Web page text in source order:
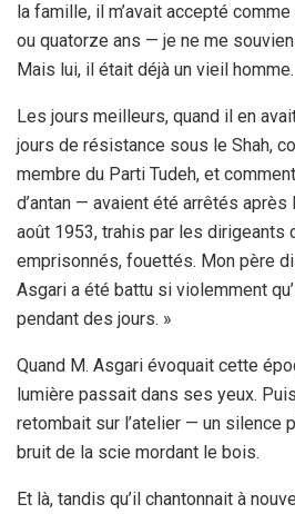
la famille, il m’avait accepté
ou quatorze ans — je ne me
Mais lui, il était déjà un vieil homme.
Les jours meilleurs, quand il en
jours de résistance sous le Shah,
membre du Parti Tudeh, et
d’antan — avaient été arrêtés après
août 1953, trahis par les dirigeants
emprisonnés, fouettés. Mon père
Asgari a été battu si violemment
pendant des jours. »
Quand M. Asgari évoquait cette
lumière passait dans ses yeux.
retombait sur l’atelier — un silence
bruit de la scie mordant le bois.
Et là, tandis qu’il chantonnait à